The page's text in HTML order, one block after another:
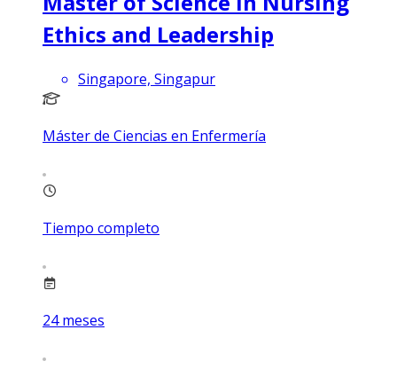
Ethics and Leadership
Singapore, Singapur
Máster de Ciencias en Enfermería
Tiempo completo
24 meses